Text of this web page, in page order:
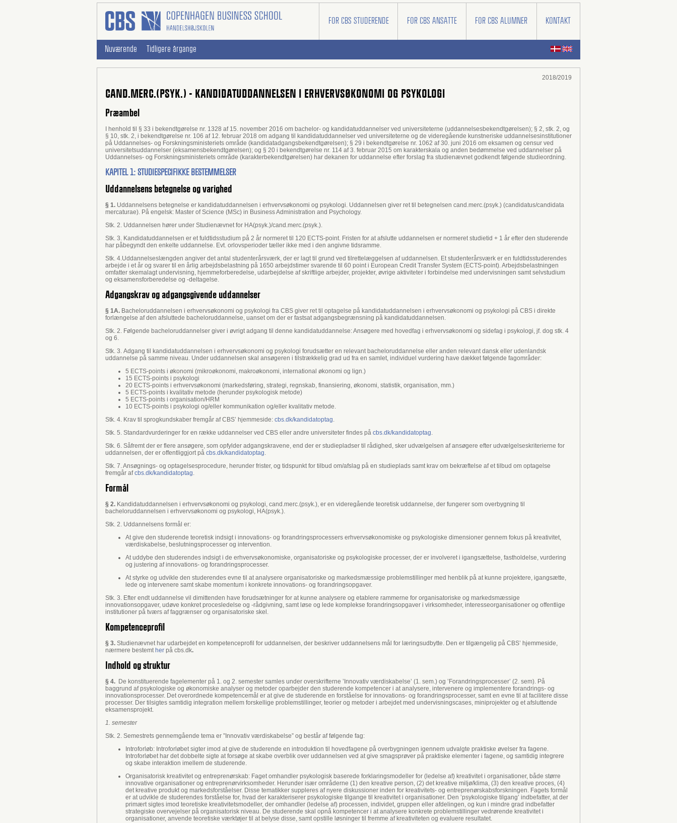
FOR CBS STUDERENDE FOR CBS ANSATTE FOR CBS ALUMNER KONTAKT
Nuværende Tidligere årgange
2018/2019
CAND.MERC.(PSYK.) - KANDIDATUDDANNELSEN I ERHVERVSØKONOMI OG PSYKOLOGI
Præambel
I henhold til § 33 i bekendtgørelse nr. 1328 af 15. november 2016 om bachelor- og kandidatuddannelser ved universiteterne (uddannelsesbekendtgørelsen); § 2, stk. 2, og
§ 10, stk. 2, i bekendtgørelse nr. 106 af 12. februar 2018 om adgang til kandidatuddannelser ved universiteterne og de videregående kunstneriske uddannelsesinstitutioner
på Uddannelses- og Forskningsministeriets område (kandidatadgangsbekendtgørelsen); § 29 i bekendtgørelse nr. 1062 af 30. juni 2016 om eksamen og censur ved
universitetsuddannelser (eksamensbekendtgørelsen); og § 20 i bekendtgørelse nr. 114 af 3. februar 2015 om karakterskala og anden bedømmelse ved uddannelser på
Uddannelses- og Forskningsministeriets område (karakterbekendtgørelsen) har dekanen for uddannelse efter forslag fra studienævnet godkendt følgende studieordning.
KAPITEL 1: STUDIESPECIFIKKE BESTEMMELSER
Uddannelsens betegnelse og varighed
§ 1. Uddannelsens betegnelse er kandidatuddannelsen i erhvervsøkonomi og psykologi. Uddannelsen giver ret til betegnelsen cand.merc.(psyk.) (candidatus/candidata
mercaturae). På engelsk: Master of Science (MSc) in Business Administration and Psychology.
Stk. 2. Uddannelsen hører under Studienævnet for HA(psyk.)/cand.merc.(psyk.).
Stk. 3. Kandidatuddannelsen er et fuldtidsstudium på 2 år normeret til 120 ECTS-point. Fristen for at afslutte uddannelsen er normeret studietid + 1 år efter den studerende
har påbegyndt den enkelte uddannelse. Evt. orlovsperioder tæller ikke med i den angivne tidsramme.
Stk. 4.Uddannelseslængden angiver det antal studenterårsværk, der er lagt til grund ved tilrettelæggelsen af uddannelsen. Et studenterårsværk er en fuldtidsstuderendes
arbejde i et år og svarer til en årlig arbejdsbelastning på 1650 arbejdstimer svarende til 60 point i European Credit Transfer System (ECTS-point). Arbejdsbelastningen
omfatter skemalagt undervisning, hjemmeforberedelse, udarbejdelse af skriftlige arbejder, projekter, øvrige aktiviteter i forbindelse med undervisningen samt selvstudium
og eksamensforberedelse og -deltagelse.
Adgangskrav og adgangsgivende uddannelser
§ 1A. Bacheloruddannelsen i erhvervsøkonomi og psykologi fra CBS giver ret til optagelse på kandidatuddannelsen i erhvervsøkonomi og psykologi på CBS i direkte
forlængelse af den afsluttede bacheloruddannelse, uanset om der er fastsat adgangsbegrænsning på kandidatuddannelsen.
Stk. 2. Følgende bacheloruddannelser giver i øvrigt adgang til denne kandidatuddannelse: Ansøgere med hovedfag i erhvervsøkonomi og sidefag i psykologi, jf. dog stk. 4
og 6.
Stk. 3. Adgang til kandidatuddannelsen i erhvervsøkonomi og psykologi forudsætter en relevant bacheloruddannelse eller anden relevant dansk eller udenlandsk
uddannelse på samme niveau. Under uddannelsen skal ansøgeren i tilstrækkelig grad ud fra en samlet, individuel vurdering have dækket følgende fagområder:
5 ECTS-points i økonomi (mikroøkonomi, makroøkonomi, international økonomi og lign.)
15 ECTS-points i psykologi
20 ECTS-points i erhvervsøkonomi (markedsføring, strategi, regnskab, finansiering, økonomi, statistik, organisation, mm.)
5 ECTS-points i kvalitativ metode (herunder psykologisk metode)
5 ECTS-points i organisation/HRM
10 ECTS-points i psykologi og/eller kommunikation og/eller kvalitativ metode.
Stk. 4. Krav til sprogkundskaber fremgår af CBS’ hjemmeside: cbs.dk/kandidatoptag.
Stk. 5. Standardvurderinger for en række uddannelser ved CBS eller andre universiteter findes på cbs.dk/kandidatoptag.
Stk. 6. Såfremt der er flere ansøgere, som opfylder adgangskravene, end der er studiepladser til rådighed, sker udvælgelsen af ansøgere efter udvælgelseskriterierne for
uddannelsen, der er offentliggjort på cbs.dk/kandidatoptag.
Stk. 7. Ansøgnings- og optagelsesprocedure, herunder frister, og tidspunkt for tilbud om/afslag på en studieplads samt krav om bekræftelse af et tilbud om optagelse
fremgår afcbs.dk/kandidatoptag.
Formål
§ 2. Kandidatuddannelsen i erhvervsøkonomi og psykologi, cand.merc.(psyk.), er en videregående teoretisk uddannelse, der fungerer som overbygning til
bacheloruddannelsen i erhvervsøkonomi og psykologi, HA(psyk.).
Stk. 2. Uddannelsens formål er:
At give den studerende teoretisk indsigt i innovations- og forandringsprocessers erhvervsøkonomiske og psykologiske dimensioner gennem fokus på kreativitet,
værdiskabelse, beslutningsprocesser og intervention.
At uddybe den studerendes indsigt i de erhvervsøkonomiske, organisatoriske og psykologiske processer, der er involveret i igangsættelse, fastholdelse, vurdering
og justering af innovations- og forandringsprocesser.
At styrke og udvikle den studerendes evne til at analysere organisatoriske og markedsmæssige problemstillinger med henblik på at kunne projektere, igangsætte,
lede og intervenere samt skabe momentum i konkrete innovations- og forandringsopgaver.
Stk. 3. Efter endt uddannelse vil dimittenden have forudsætninger for at kunne analysere og etablere rammerne for organisatoriske og markedsmæssige
innovationsopgaver, udøve konkret procesledelse og -rådgivning, samt løse og lede komplekse forandringsopgaver i virksomheder, interesseorganisationer og offentlige
institutioner på tværs af faggrænser og organisatoriske skel.
Kompetenceprofil
§ 3. Studienævnet har udarbejdet en kompetenceprofil for uddannelsen, der beskriver uddannelsens mål for læringsudbytte. Den er tilgængelig på CBS’ hjemmeside,
nærmere bestemt her på cbs.dk.
Indhold og struktur
§ 4. De konstituerende fagelementer på 1. og 2. semester samles under overskrifterne ’Innovativ værdiskabelse’ (1. sem.) og ’Forandringsprocesser’ (2. sem). På
baggrund af psykologiske og økonomiske analyser og metoder oparbejder den studerende kompetencer i at analysere, intervenere og implementere forandrings- og
innovationsprocesser. Det overordnede kompetencemål er at give de studerende en forståelse for innovations- og forandringsprocesser, samt en evne til at facilitere disse
processer. Der tilsigtes samtidig integration mellem forskellige problemstillinger, teorier og metoder i arbejdet med undervisningscases, miniprojekter og et afsluttende
eksamensprojekt.
1. semester
Stk. 2. Semestrets gennemgående tema er ”Innovativ værdiskabelse” og består af følgende fag:
Introforløb: Introforløbet sigter imod at give de studerende en introduktion til hovedfagene på overbygningen igennem udvalgte praktiske øvelser fra fagene.
Introforløbet har det dobbelte sigte at forsøge at skabe overblik over uddannelsen ved at give smagsprøver på praktiske elementer i fagene, og samtidig integrere
og skabe interaktion imellem de studerende.
Organisatorisk kreativitet og entreprenørskab: Faget omhandler psykologisk baserede forklaringsmodeller for (ledelse af) kreativitet i organisationer, både større
innovative organisationer og entreprenørvirksomheder. Herunder især områderne (1) den kreative person, (2) det kreative miljø/klima, (3) den kreative proces, (4)
det kreative produkt og markedsforståelser. Disse tematikker suppleres af nyere diskussioner inden for kreativitets- og entreprenørskabsforskningen. Fagets formål
er at udvikle de studerendes forståelse for, hvad der karakteriserer psykologiske tilgange til kreativitet i organisationer. Den ’psykologiske tilgang’ indbefatter, at der
primært sigtes imod teoretiske kreativitetsmodeller, der omhandler (ledelse af) processen, individet, gruppen eller afdelingen, og kun i mindre grad indbefatter
strategiske overvejelser på organisatorisk niveau. De studerende skal opnå kompetencer i at analysere konkrete problemstillinger vedrørende kreativitet i
organisationer, anvende teoretiske værktøjer til at belyse disse, samt opstille løsninger til fremme af kreativiteten og evaluere resultatet.